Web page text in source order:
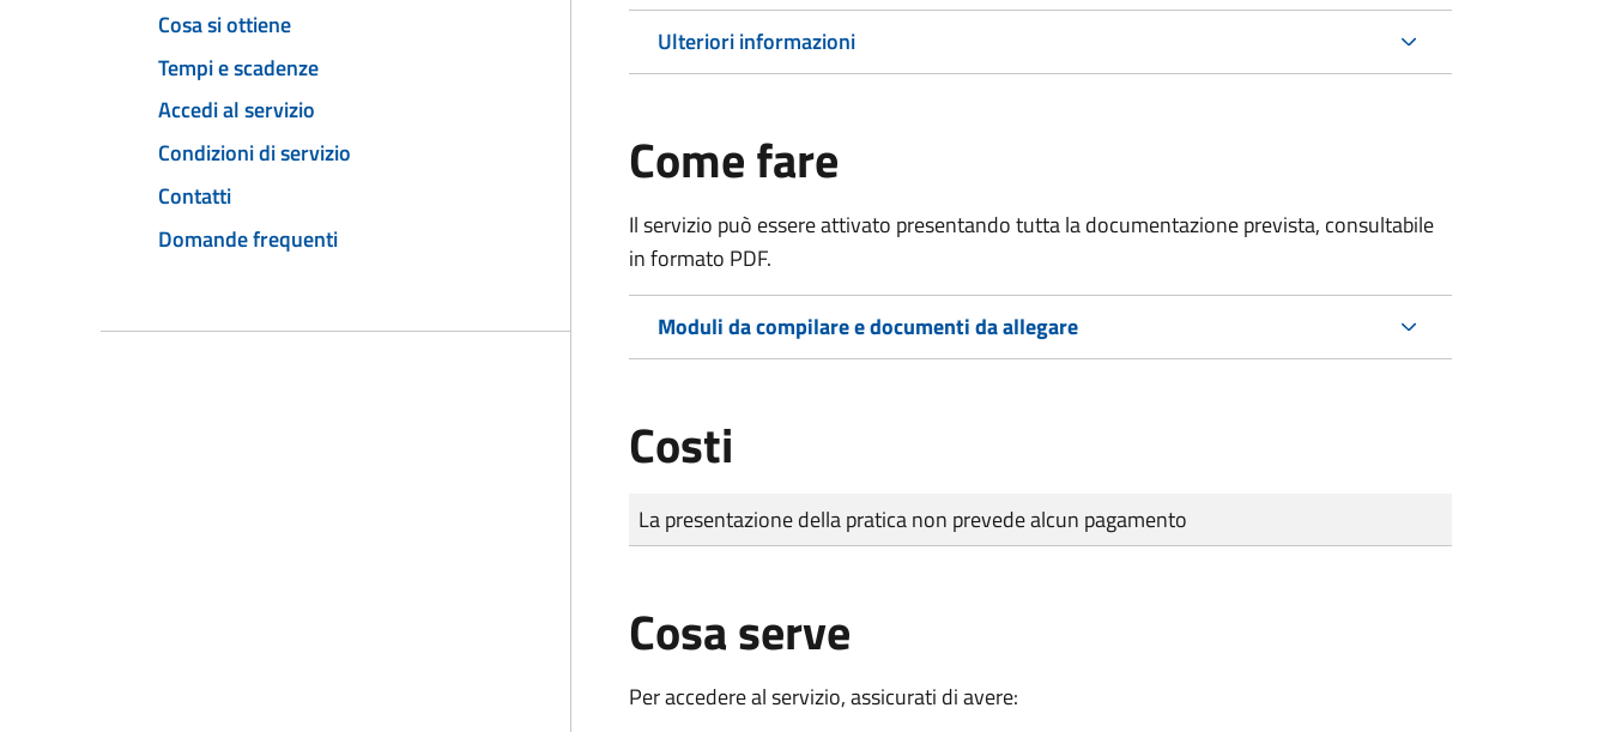
Cosa si ottiene
Tempi e scadenze
Accedi al servizio
Condizioni di servizio
Contatti
Domande frequenti
Ulteriori informazioni
Come fare
Il servizio può essere attivato presentando tutta la documentazione prevista, consultabile
in formato PDF.
Moduli da compilare e documenti da allegare
Costi
Tipo di pagamento
Importo
La presentazione della pratica non prevede alcun pagamento
Cosa serve
Per accedere al servizio, assicurati di avere: